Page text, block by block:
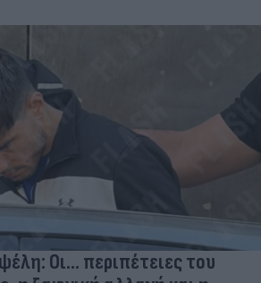
Οι... περιπέτειες του